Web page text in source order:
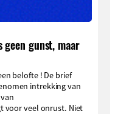
geen gunst, maar
belofte ! De brief
intrekking van
voor veel onrust. Niet